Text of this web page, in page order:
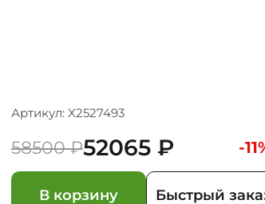
Артикул: X2527493
58500 ₽52065 ₽ -
В корзину Быстрый